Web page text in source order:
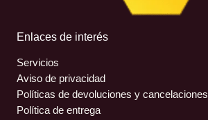
Enlaces de interés
Servicios
Aviso de privacidad
Políticas de devoluciones y cancelaciones
Política de entrega